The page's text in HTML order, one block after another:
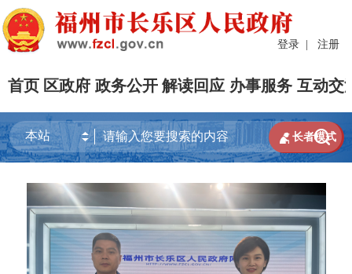
登录 | 注册
首页 区政府 政务公开 解读回应 办事服务 互动交

 长者模式